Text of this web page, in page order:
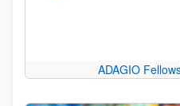
ADAGIO